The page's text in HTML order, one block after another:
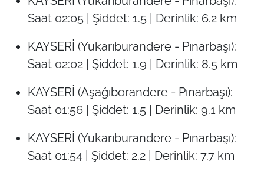
Saat 02:05 | Şiddet: 1.5 | Derinlik: 6.2 km
KAYSERİ (Yukarıburandere - Pınarbaşı):
Saat 02:02 | Şiddet: 1.9 | Derinlik: 8.5 km
KAYSERİ (Aşağıborandere - Pınarbaşı):
Saat 01:56 | Şiddet: 1.5 | Derinlik: 9.1 km
KAYSERİ (Yukarıburandere - Pınarbaşı):
Saat 01:54 | Şiddet: 2.2 | Derinlik: 7.7 km